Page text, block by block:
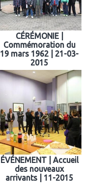
CÉRÉMONIE |
Commémoration du
19 mars 1962 | 21-03-
2015
ÉVÉNEMENT | Accueil
des nouveaux
arrivants | 11-2015